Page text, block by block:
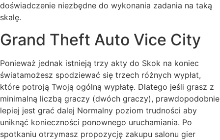
doświadczenie niezbędne do wykonania zadania na taką
skalę.
Grand Theft Auto Vice City
Ponieważ jednak istnieją trzy akty do Skok na koniec
światamożesz spodziewać się trzech różnych wypłat,
które potroją Twoją ogólną wypłatę. Dlatego jeśli grasz z
minimalną liczbą graczy (dwóch graczy), prawdopodobnie
lepiej jest grać dalej Normalny poziom trudności aby
uniknąć konieczności ponownego uruchamiania. Po
spotkaniu otrzymasz propozycję zakupu salonu gier